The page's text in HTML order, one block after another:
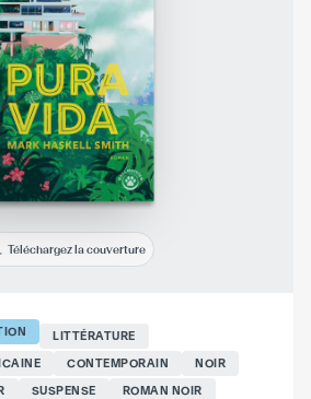
Téléchargez la couverture
LITTÉRATURE
CONTEMPORAIN
NOIR
SUSPENSE
ROMAN NOIR